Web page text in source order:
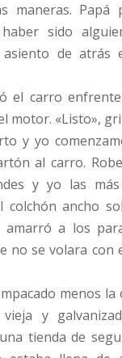
maneras. Papá
sido
de atrás
el carro
motor. «Listo»,
y yo
al carro.
y yo las más
colchón ancho
a los
no se volara con
menos la
y
tienda de